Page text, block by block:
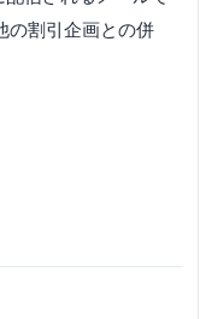
の割引企画との併